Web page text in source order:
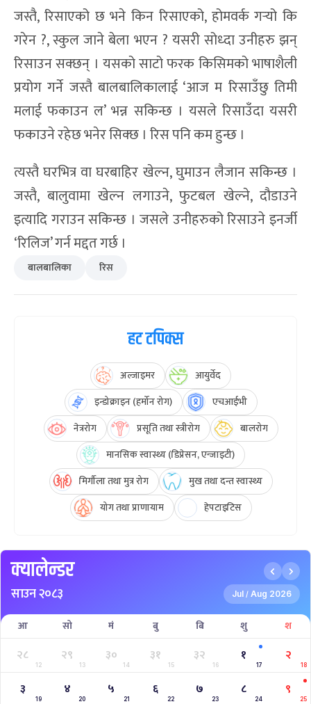
जस्तै, रिसाएको छ भने किन रिसाएको, होमवर्क गर्‍यो कि
गरेन ?, स्कुल जाने बेला भएन ? यसरी सोध्दा उनीहरु झन्
रिसाउन सक्छन् । यसको साटो फरक किसिमको भाषाशैली
प्रयोग गर्ने जस्तै बालबालिकालाई ‘आज म रिसाउँछु तिमी
मलाई फकाउन ल’ भन्न सकिन्छ । यसले रिसाउँदा यसरी
फकाउने रहेछ भनेर सिक्छ । रिस पनि कम हुन्छ ।
त्यस्तै घरभित्र वा घरबाहिर खेल्न, घुमाउन लैजान सकिन्छ ।
जस्तै, बालुवामा खेल्न लगाउने, फुटबल खेल्ने, दौडाउने
इत्यादि गराउन सकिन्छ । जसले उनीहरुको रिसाउने इनर्जी
‘रिलिज’ गर्न मद्दत गर्छ ।
बालबालिका रिस
हट टपिक्स
अल्जाइमर
आयुर्वेद
इन्डोक्राइन (हर्मोन रोग)
एचआईभी
नेत्ररोग
प्रसूति तथा स्त्रीरोग
बालरोग
मानसिक स्वास्थ्य (डिप्रेसन, एन्जाइटी)
मिर्गौला तथा मुत्र रोग
मुख तथा दन्त स्वास्थ्य
योग तथा प्राणायाम
हेपटाइटिस
क्यालेन्डर
साउन २०८३ Jul / Aug 2026
आ सो मं बु बि शु श
२८
12
२९
13
३०
14
३१
15
३२
16
१
17
२
18
३
19
४
20
५
21
६
22
७
23
८
24
९
25